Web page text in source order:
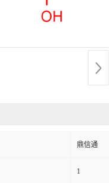
鼎信通
1